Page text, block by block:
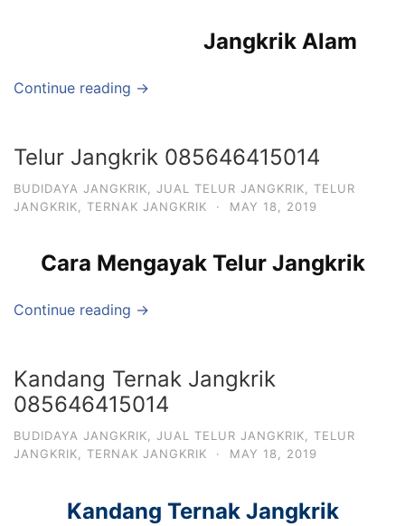
Jangkrik Alam
Continue reading →
Telur Jangkrik 085646415014
BUDIDAYA JANGKRIK JUAL TELUR JANGKRIK
TELUR
JANGKRIK
TERNAK JANGKRIK · MAY 18, 2019
Cara Mengayak Telur Jangkrik
Continue reading →
Kandang Ternak Jangkrik
085646415014
BUDIDAYA JANGKRIK, JUAL TELUR JANGKRIK, TELUR
JANGKRIK, TERNAK JANGKRIK · MAY 18, 2019
Kandang Ternak Jangkrik